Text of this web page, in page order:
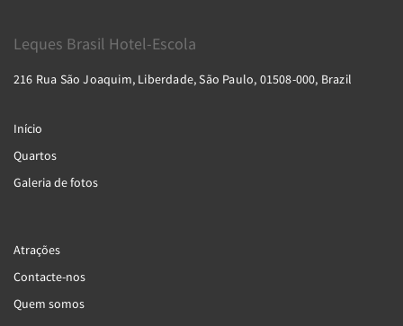
Leques Brasil Hotel-Escola
216 Rua São Joaquim, Liberdade, São Paulo, 01508-000, Brazil
Início
Quartos
Galeria de fotos
Atrações
Contacte-nos
Quem somos